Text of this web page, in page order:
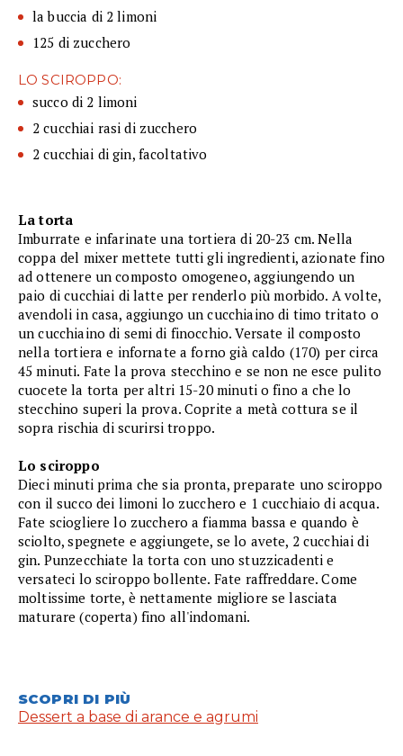
la buccia di 2 limoni
125 di zucchero
LO SCIROPPO:
succo di 2 limoni
2 cucchiai rasi di zucchero
2 cucchiai di gin, facoltativo
La torta
Imburrate e infarinate una tortiera di 20-23 cm. Nella
coppa del mixer mettete tutti gli ingredienti, azionate fino
ad ottenere un composto omogeneo, aggiungendo un
paio di cucchiai di latte per renderlo più morbido. A volte,
avendoli in casa, aggiungo un cucchiaino di timo tritato o
un cucchiaino di semi di finocchio. Versate il composto
nella tortiera e infornate a forno già caldo (170) per circa
45 minuti. Fate la prova stecchino e se non ne esce pulito
cuocete la torta per altri 15-20 minuti o fino a che lo
stecchino superi la prova. Coprite a metà cottura se il
sopra rischia di scurirsi troppo.
Lo sciroppo
Dieci minuti prima che sia pronta, preparate uno sciroppo
con il succo dei limoni lo zucchero e 1 cucchiaio di acqua.
Fate sciogliere lo zucchero a fiamma bassa e quando è
sciolto, spegnete e aggiungete, se lo avete, 2 cucchiai di
gin. Punzecchiate la torta con uno stuzzicadenti e
versateci lo sciroppo bollente. Fate raffreddare. Come
moltissime torte, è nettamente migliore se lasciata
maturare (coperta) fino all'indomani.
SCOPRI DI PIÙ
Dessert a base di arance e agrumi